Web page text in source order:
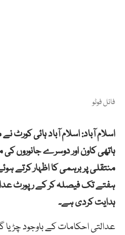
فائل فوٹو
اسلام آباد: اسلام آباد ہائی کورٹ
ہاتھی کاون اور دوسرے جانوروں
منتقلی پر برہمی کا اظہار کرتے
ہفتے تک فیصلہ کر کے رپورٹ
ہدایت کردی ہے۔
عدالتی احکامات کے باوجود